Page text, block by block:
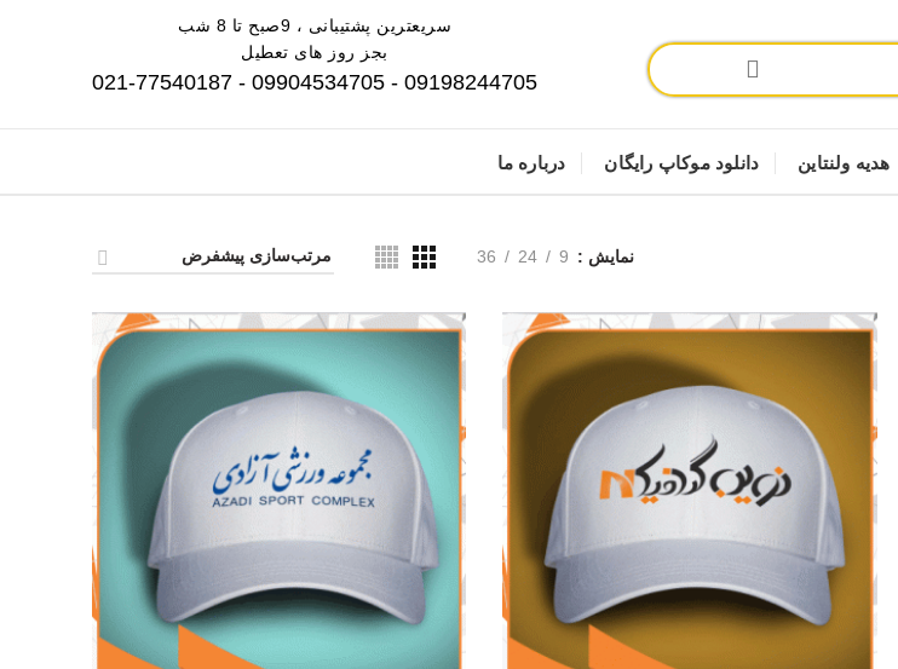
سریعترین پشتیبانی ، 9صبح تا 8 شب
بجز روز های تعطیل
09198244705 - 09904534705 - 021-77540187
هدیه ولنتاین دانلود موکاپ رایگان درباره ما
نمایش 9
24
36